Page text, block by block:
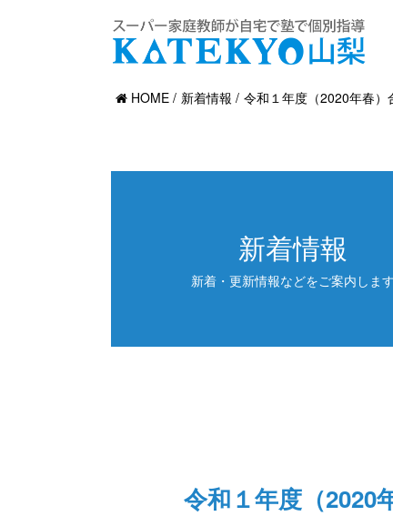
HOME
新着情報 令和１年度（2020年春）
新着情報
新着・更新情報などをご案内します
令和１年度（2020